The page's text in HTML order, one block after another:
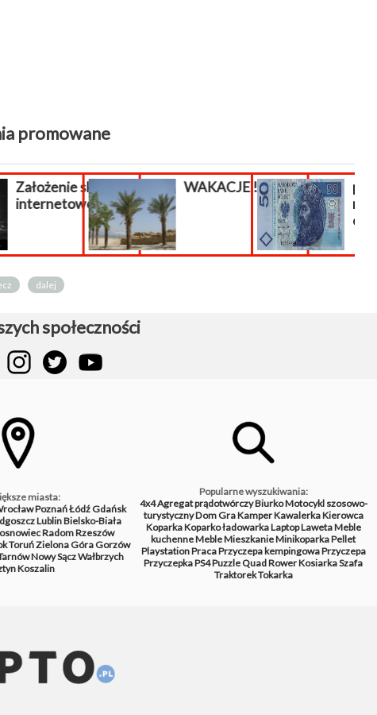
promowane
sklepu
WAKACJE !!!
poszukiwani
respondenci z
całej Polski!
dalej
społeczności
miasta:
PoznańŁódźGdańsk
LublinBielsko-Biała
RadomRzeszów
ToruńZielona GóraGorzów
Nowy SączWałbrzych
Koszalin
Popularne wyszukiwania:
4x4Agregat prądotwórczyBiurkoMotocykl szosowo-
turystycznyDomGraKamperKawalerkaKierowca
KoparkaKoparko ładowarkaLaptopLawetaMeble
kuchenneMebleMieszkanieMinikoparkaPellet
PlaystationPracaPrzyczepa kempingowaPrzyczepa
PrzyczepkaPS4PuzzleQuadRowerKosiarkaSzafa
TraktorekTokarka